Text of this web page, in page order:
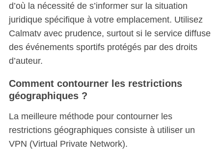
d’où la nécessité de s’informer sur la situation
juridique spécifique à votre emplacement. Utilisez
Calmatv avec prudence, surtout si le service diffuse
des événements sportifs protégés par des droits
d’auteur.
Comment contourner les restrictions
géographiques ?
La meilleure méthode pour contourner les
restrictions géographiques consiste à utiliser un
VPN (Virtual Private Network).